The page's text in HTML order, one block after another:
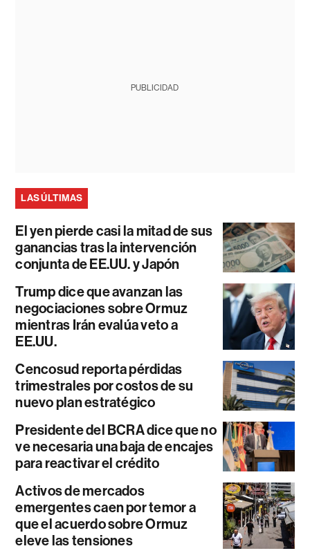
PUBLICIDAD
LAS ÚLTIMAS
El yen pierde casi la mitad de sus
ganancias tras la intervención
conjunta de EE.UU. y Japón
Trump dice que avanzan las
negociaciones sobre Ormuz
mientras Irán evalúa veto a
EE.UU.
Cencosud reporta pérdidas
trimestrales por costos de su
nuevo plan estratégico
Presidente del BCRA dice que no
ve necesaria una baja de encajes
para reactivar el crédito
Activos de mercados
emergentes caen por temor a
que el acuerdo sobre Ormuz
eleve las tensiones